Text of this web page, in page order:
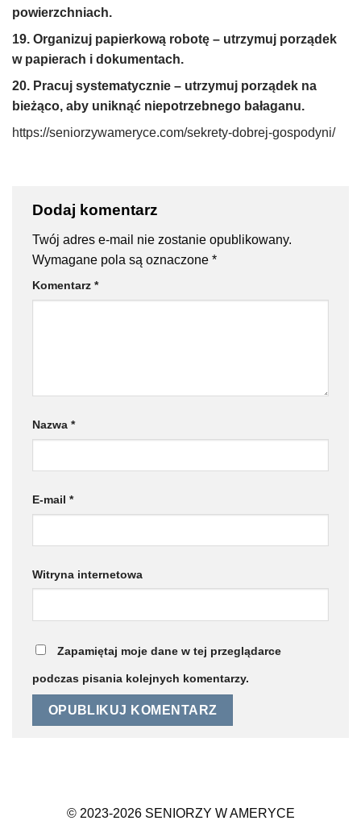
powierzchniach.
19. Organizuj papierkową robotę – utrzymuj porządek
w papierach i dokumentach.
20. Pracuj systematycznie – utrzymuj porządek na
bieżąco, aby uniknąć niepotrzebnego bałaganu.
https://seniorzywameryce.com/sekrety-dobrej-gospodyni/
Dodaj komentarz
Twój adres e-mail nie zostanie opublikowany.
Wymagane pola są oznaczone *
Komentarz *
Nazwa *
E-mail *
Witryna internetowa
Zapamiętaj moje dane w tej przeglądarce
podczas pisania kolejnych komentarzy.
© 2023-2026 SENIORZY W AMERYCE